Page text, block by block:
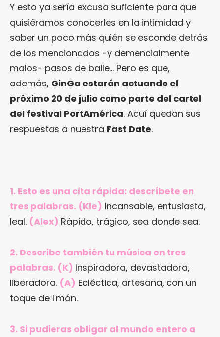
Y esto ya sería excusa suficiente para que
quisiéramos conocerles en la intimidad y
saber un poco más quién se esconde detrás
de los mencionados -y demencialmente
malos- pasos de baile… Pero es que,
además, GinGa estarán actuando el
próximo 20 de julio como parte del cartel
del festival PortAmérica. Aquí quedan sus
respuestas a nuestra Fast Date.
1. Esto es una cita rápida: descríbete en
tres palabras. (Kle) Incansable, entusiasta,
leal. (Alex) Rápido, trágico, sea donde sea.
2. Describe también tu música en tres
palabras. (K) Inspiradora, devastadora,
liberadora. (A) Ecléctica, artesana, con un
toque de limón.
3. Si pudieras obligar al mundo entero a